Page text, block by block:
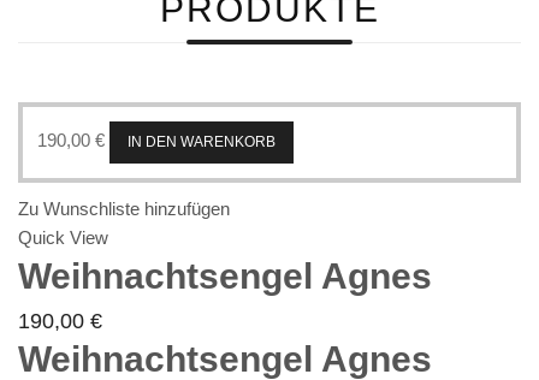
PRODUKTE
190,00 € IN DEN WARENKORB
Zu Wunschliste hinzufügen
Quick View
Weihnachtsengel Agnes
190,00 €
Weihnachtsengel Agnes